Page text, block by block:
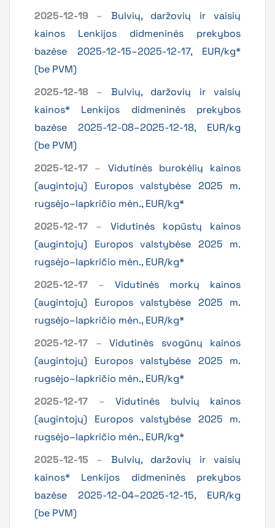
2025-12-19 – Bulvių, daržovių ir vaisių
kainos Lenkijos didmeninės prekybos
bazėse 2025-12-15–2025-12-17, EUR/kg*
(be PVM)
2025-12-18 – Bulvių, daržovių ir vaisių
kainos* Lenkijos didmeninės prekybos
bazėse 2025-12-08–2025-12-18, EUR/kg
(be PVM)
2025-12-17 – Vidutinės burokėlių kainos
(augintojų) Europos valstybėse 2025 m.
rugsėjo–lapkričio mėn., EUR/kg*
2025-12-17 – Vidutinės kopūstų kainos
(augintojų) Europos valstybėse 2025 m.
rugsėjo–lapkričio mėn., EUR/kg*
2025-12-17 – Vidutinės morkų kainos
(augintojų) Europos valstybėse 2025 m.
rugsėjo–lapkričio mėn., EUR/kg*
2025-12-17 – Vidutinės svogūnų kainos
(augintojų) Europos valstybėse 2025 m.
rugsėjo–lapkričio mėn., EUR/kg*
2025-12-17 – Vidutinės bulvių kainos
(augintojų) Europos valstybėse 2025 m.
rugsėjo–lapkričio mėn., EUR/kg*
2025-12-15 – Bulvių, daržovių ir vaisių
kainos* Lenkijos didmeninės prekybos
bazėse 2025-12-04–2025-12-15, EUR/kg
(be PVM)